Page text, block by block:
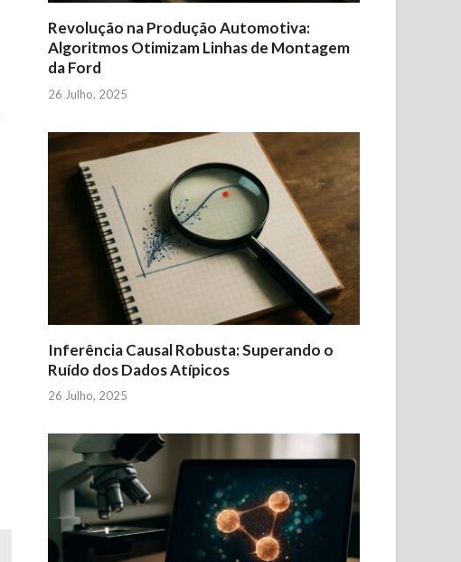
Revolução na Produção Automotiva:
Algoritmos Otimizam Linhas de Montagem
da Ford
26 Julho, 2025
Inferência Causal Robusta: Superando o
Ruído dos Dados Atípicos
26 Julho, 2025